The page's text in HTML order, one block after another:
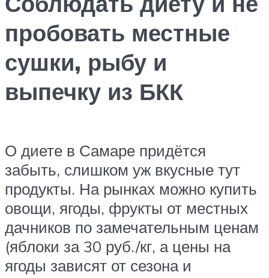
пробовать местные
сушки, рыбу и
выпечку из БКК
О диете в Самаре придётся
забыть, слишком уж вкусные тут
продукты. На рынках можно купить
овощи, ягоды, фрукты от местных
дачников по замечательным ценам
(яблоки за 30 руб./кг, а цены на
ягоды зависят от сезона и